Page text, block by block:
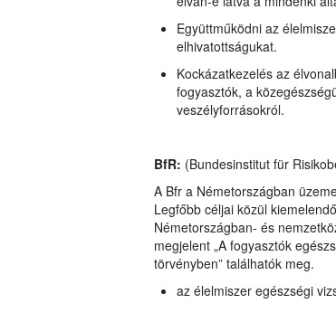
Együttműködni az
elhivatottságukat.
Kockázatkezelés az
fogyasztók, a
veszélyforrásokról.
BfR: (Bundesinstitut für
A Bfr a Németországban
Legfőbb céljai közül
Németországban- és
megjelent „A fogyasztók
törvényben” találhatók meg.
az élelmiszer egészségi